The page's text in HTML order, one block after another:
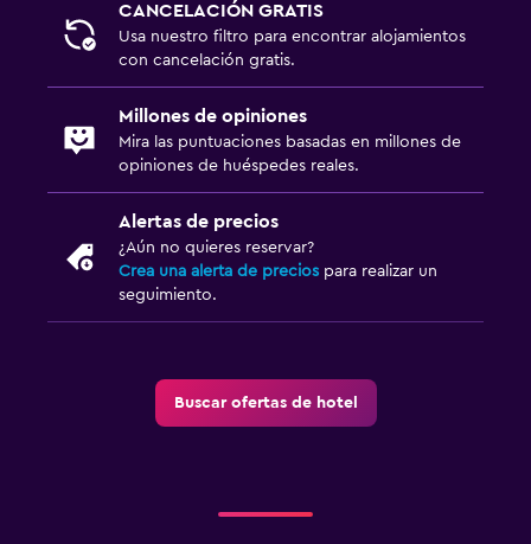
CANCELACIÓN GRATIS
Usa nuestro filtro para encontrar alojamientos
con cancelación gratis.
Millones de opiniones
Mira las puntuaciones basadas en millones de
opiniones de huéspedes reales.
Alertas de precios
¿Aún no quieres reservar?
Crea una alerta de precios para realizar un
seguimiento.
Buscar ofertas de hotel